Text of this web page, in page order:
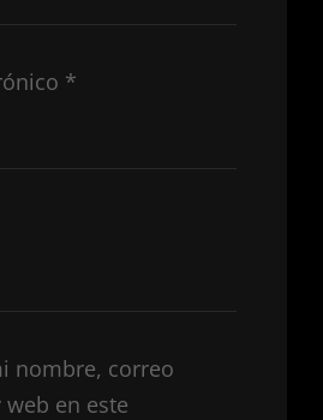
*
nombre, correo
en este